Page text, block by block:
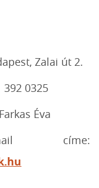
Zalai út 2.
0325
Éva
mail címe: